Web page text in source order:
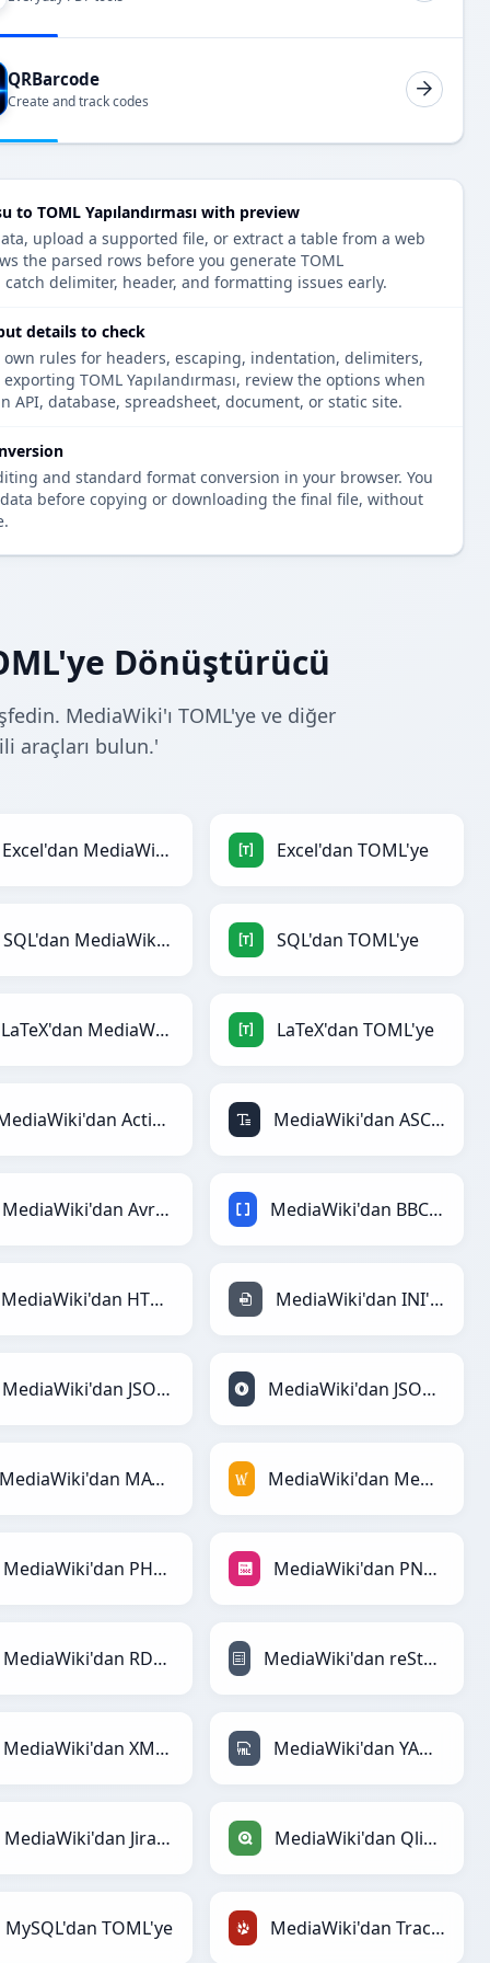
QRBarcode
Create and track codes
to TOML Yapılandırması with preview
upload a supported file, or extract a table from a web
the parsed rows before you generate TOML
catch delimiter, header, and formatting issues early.
details to check
rules for headers, escaping, indentation, delimiters,
TOML Yapılandırması, review the options when
API, database, spreadsheet, document, or static site.
and standard format conversion in your browser. You
before copying or downloading the final file, without
Dönüştürücü
MediaWiki'ı TOML'ye ve diğer
araçları bulun.'
Excel'dan MediaWiki'ye Excel'dan TOML'ye
SQL'dan MediaWiki'ye SQL'dan TOML'ye
LaTeX'dan MediaWiki'ye LaTeX'dan TOML'ye
MediaWiki'dan ActionScript'ye MediaWiki'dan ASCII'ye
MediaWiki'dan Avro'ye MediaWiki'dan BBCode'ye
MediaWiki'dan HTML'ye MediaWiki'dan INI'ye
MediaWiki'dan JSON'ye MediaWiki'dan JSONLines'ye
MediaWiki'dan MATLAB'ye MediaWiki'dan MediaWiki'ye
MediaWiki'dan PHP'ye MediaWiki'dan PNG'ye
MediaWiki'dan RDF'ye MediaWiki'dan reStructuredText'ye
MediaWiki'dan XML'ye MediaWiki'dan YAML'ye
MediaWiki'dan Jira'ye MediaWiki'dan Qlik'ye
MySQL'dan TOML'ye MediaWiki'dan TracWiki'ye